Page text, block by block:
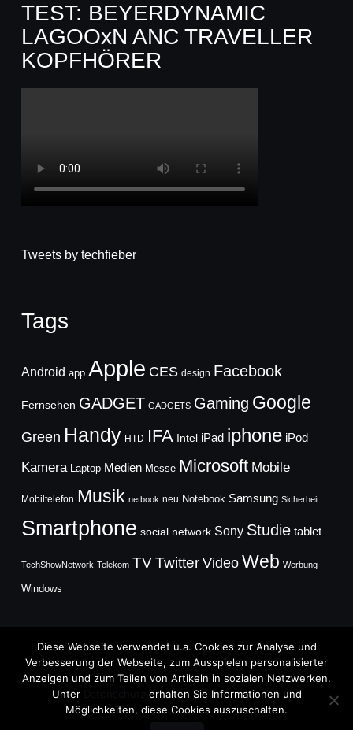
TEST: BEYERDYNAMIC
LAGOOxN ANC TRAVELLER
KOPFHÖRER
Tweets by techfieber
Tags
Android app Apple CES design Facebook
Fernsehen GADGET GADGETS Gaming Google
Green Handy HTD IFA Intel iPad iphone iPod
Kamera Laptop Medien Messe Microsoft Mobile
Mobiltelefon Musik netbook neu Notebook Samsung Sicherheit
Smartphone social network Sony Studie tablet
TechShowNetwork Telekom TVTwitter Video Web Werbung
Windows
Copyright © 2026
TechFieber Blog
Diese Webseite verwendet u.a. Cookies zur Analyse und
Verbesserung der Webseite, zum Ausspielen personalisierter
Anzeigen und zum Teilen von Artikeln in sozialen Netzwerken.
Unter
erhalten Sie Informationen und
Möglichkeiten, diese Cookies auszuschalten.